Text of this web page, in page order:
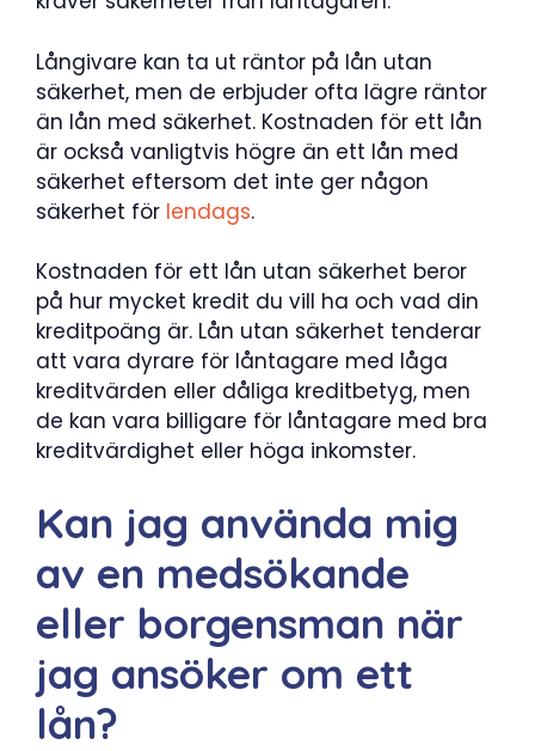
Långivare kan ta ut räntor på lån utan
säkerhet, men de erbjuder ofta lägre räntor
än lån med säkerhet. Kostnaden för ett lån
är också vanligtvis högre än ett lån med
säkerhet eftersom det inte ger någon
säkerhet för lendags.
Kostnaden för ett lån utan säkerhet beror
på hur mycket kredit du vill ha och vad din
kreditpoäng är. Lån utan säkerhet tenderar
att vara dyrare för låntagare med låga
kreditvärden eller dåliga kreditbetyg, men
de kan vara billigare för låntagare med bra
kreditvärdighet eller höga inkomster.
Kan jag använda mig
av en medsökande
eller borgensman när
jag ansöker om ett
lån?